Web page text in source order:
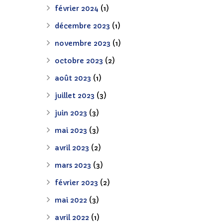
février 2024 (1)
décembre 2023 (1)
novembre 2023 (1)
octobre 2023 (2)
août 2023 (1)
juillet 2023 (3)
juin 2023 (3)
mai 2023 (3)
avril 2023 (2)
mars 2023 (3)
février 2023 (2)
mai 2022 (3)
avril 2022 (1)